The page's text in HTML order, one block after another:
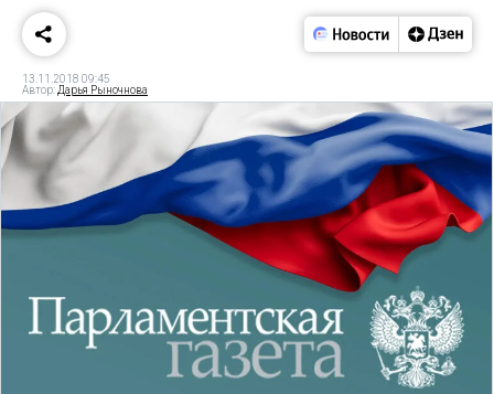
13.11.2018 09:45
Автор: Дарья Рыночнова